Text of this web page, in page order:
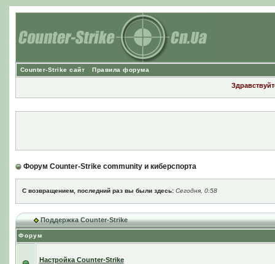
Counter-Strike сайт Правила форума
Форум Counter-Strike community и киберспорта
С возвращением, последний раз вы были здесь: Сегодня, 0:58
Поддержка Counter-Strike
Форум
Настройка Counter-Strike